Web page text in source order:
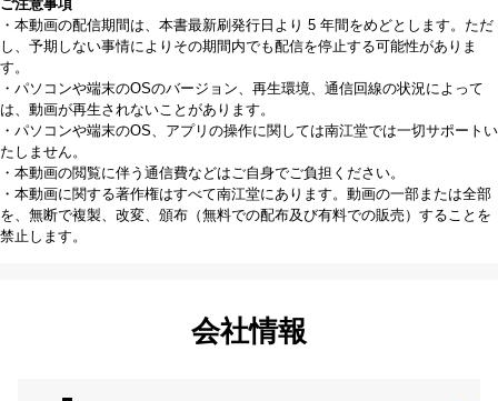
ご注意事項
・本動画の配信期間は、本書最新刷発行日より 5 年間をめどとします。ただ
し、予期しない事情によりその期間内でも配信を停止する可能性がありま
す。
・パソコンや端末のOSのバージョン、再生環境、通信回線の状況によって
は、動画が再生されないことがあります。
・パソコンや端末のOS、アプリの操作に関しては南江堂では一切サポートい
たしません。
・本動画の閲覧に伴う通信費などはご自身でご負担ください。
・本動画に関する著作権はすべて南江堂にあります。動画の一部または全部
を、無断で複製、改変、頒布（無料での配布及び有料での販売）することを
禁止します。
会社情報